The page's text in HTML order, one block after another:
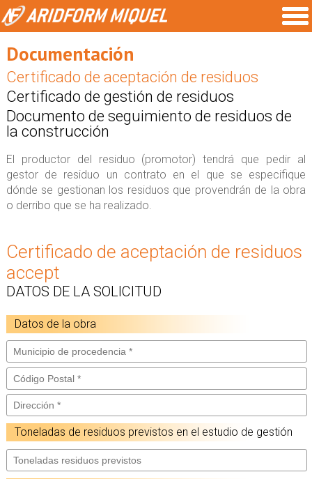
Documentación
Certificado de aceptación de residuos
Certificado de gestión de residuos
Documento de seguimiento de residuos de
la construcción
El productor del residuo (promotor) tendrá que pedir al
gestor de residuo un contrato en el que se especifique
dónde se gestionan los residuos que provendrán de la obra
o derribo que se ha realizado.
Certificado de aceptación de residuos
accept
DATOS DE LA SOLICITUD
Datos de la obra
Toneladas de residuos previstos en el estudio de gestión